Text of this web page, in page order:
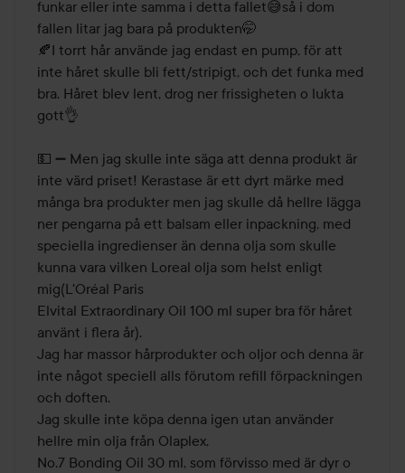
funkar eller inte samma i detta fallet😅så i dom
fallen litar jag bara på produkten🤭
🍂I torrt hår använde jag endast en pump, för att
inte håret skulle bli fett/stripigt, och det funka med
bra. Håret blev lent, drog ner frissigheten o lukta
gott👌
💵 ➖ Men jag skulle inte säga att denna produkt är
inte värd priset! Kerastase är ett dyrt märke med
många bra produkter men jag skulle då hellre lägga
ner pengarna på ett balsam eller inpackning, med
speciella ingredienser än denna olja som skulle
kunna vara vilken Loreal olja som helst enligt
mig(L'Oréal Paris
Elvital Extraordinary Oil 100 ml super bra för håret
använt i flera år).
Jag har massor hårprodukter och oljor och denna är
inte något speciell alls förutom refill förpackningen
och doften.
Jag skulle inte köpa denna igen utan använder
hellre min olja från Olaplex,
No.7 Bonding Oil 30 ml, som förvisso med är dyr o